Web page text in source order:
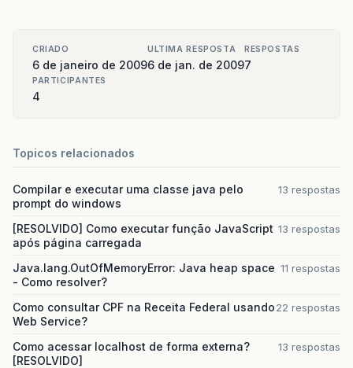
CRIADO
6 de janeiro de 2009
ULTIMA RESPOSTA
6 de jan. de 2009
RESPOSTAS
7
PARTICIPANTES
4
Topicos relacionados
Compilar e executar uma classe java pelo
prompt do windows
13 respostas
[RESOLVIDO] Como executar função JavaScript
após página carregada
13 respostas
Java.lang.OutOfMemoryError: Java heap space
- Como resolver?
11 respostas
Como consultar CPF na Receita Federal usando
Web Service?
22 respostas
Como acessar localhost de forma externa?
[RESOLVIDO]
13 respostas